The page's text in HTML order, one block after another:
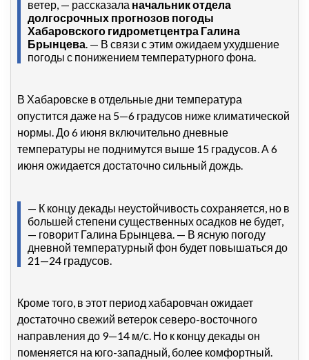
ветер, — рассказала начальник отдела
долгосрочных прогнозов погоды
Хабаровского гидрометцентра Галина
Брынцева. — В связи с этим ожидаем ухудшение
погоды с понижением температурного фона.
В Хабаровске в отдельные дни температура
опустится даже на 5—6 градусов ниже климатической
нормы. До 6 июня включительно дневные
температуры не поднимутся выше 15 градусов. А 6
июня ожидается достаточно сильный дождь.
— К концу декады неустойчивость сохраняется, но в
большей степени существенных осадков не будет,
— говорит Галина Брынцева. — В ясную погоду
дневной температурный фон будет повышаться до
21—24 градусов.
Кроме того, в этот период хабаровчан ожидает
достаточно свежий ветерок северо-восточного
направления до 9—14 м/с. Но к концу декады он
поменяется на юго-западный, более комфортный.